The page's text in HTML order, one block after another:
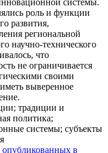
роль и функции
развития,
региональной
научно-технического
что
не ограничивается
своими
выверенное
традиции и
политика;
системы; субъекты
опубликованных в